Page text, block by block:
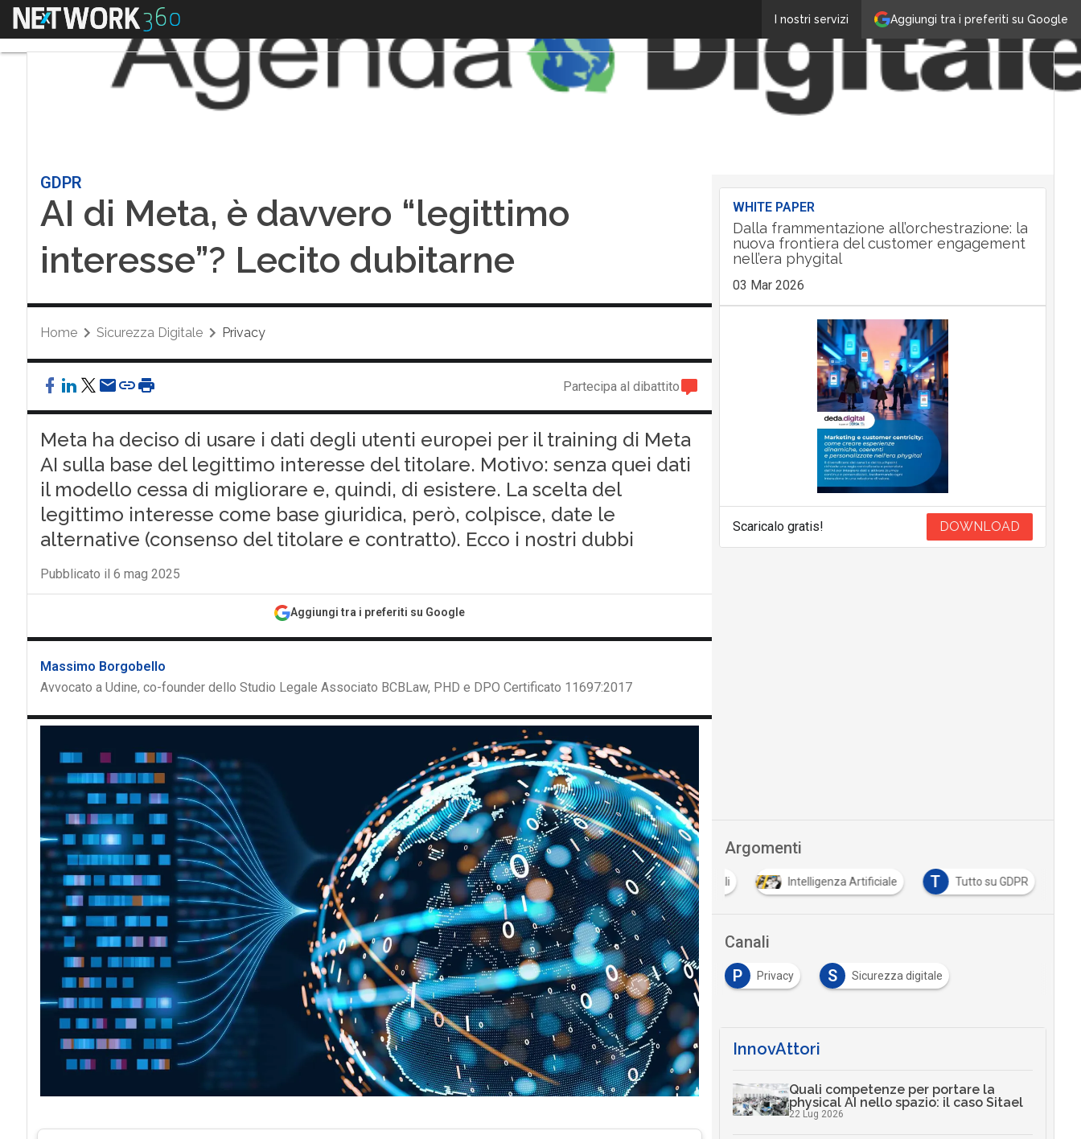
Aggiungi tra i preferiti su Google
I nostri servizi
Menu
GDPR
AI di Meta, è davvero “legittimo
interesse”? Lecito dubitarne
Home Sicurezza Digitale Privacy
Partecipa al dibattito
Meta ha deciso di usare i dati degli utenti europei per il training di Meta
AI sulla base del legittimo interesse del titolare. Motivo: senza quei dati
il modello cessa di migliorare e, quindi, di esistere. La scelta del
legittimo interesse come base giuridica, però, colpisce, date le
alternative (consenso del titolare e contratto). Ecco i nostri dubbi
Pubblicato il 6 mag 2025
Aggiungi tra i preferiti su Google
Massimo Borgobello
Avvocato a Udine, co-founder dello Studio Legale Associato BCBLaw, PHD e DPO Certificato 11697:2017
WHITE PAPER
Dalla frammentazione all’orchestrazione: la
nuova frontiera del customer engagement
nell’era phygital
03 Mar 2026
Scaricalo gratis! DOWNLOAD
Argomenti
D
dati personali Intelligenza Artificiale T Tutto su GDPR
Canali
P
Privacy S Sicurezza digitale
InnovAttori
Quali competenze per portare la
physical AI nello spazio: il caso Sitael
22 Lug 2026